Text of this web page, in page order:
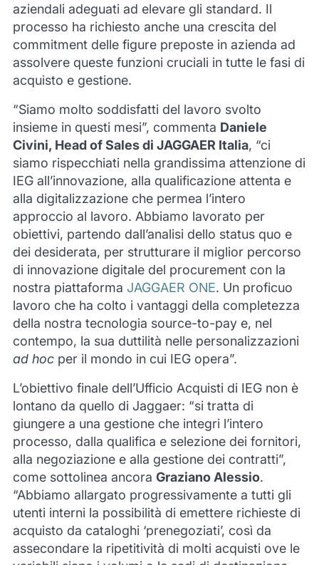
aziendali adeguati ad elevare gli standard. Il
processo ha richiesto anche una crescita del
commitment delle figure preposte in azienda ad
assolvere queste funzioni cruciali in tutte le fasi di
acquisto e gestione.
“Siamo molto soddisfatti del lavoro svolto
insieme in questi mesi”, commenta Daniele
Civini, Head of Sales di JAGGAER Italia, “ci
siamo rispecchiati nella grandissima attenzione di
IEG all’innovazione, alla qualificazione attenta e
alla digitalizzazione che permea l’intero
approccio al lavoro. Abbiamo lavorato per
obiettivi, partendo dall’analisi dello status quo e
dei desiderata, per strutturare il miglior percorso
di innovazione digitale del procurement con la
nostra piattaforma JAGGAER ONE. Un proficuo
lavoro che ha colto i vantaggi della completezza
della nostra tecnologia source-to-pay e, nel
contempo, la sua duttilità nelle personalizzazioni
ad hocper il mondo in cui IEG opera”.
L’obiettivo finale dell’Ufficio Acquisti di IEG non è
lontano da quello di Jaggaer: “si tratta di
giungere a una gestione che integri l’intero
processo, dalla qualifica e selezione dei fornitori,
alla negoziazione e alla gestione dei contratti”,
come sottolinea ancora Graziano Alessio.
“Abbiamo allargato progressivamente a tutti gli
utenti interni la possibilità di emettere richieste di
acquisto da cataloghi ‘prenegoziati’, così da
assecondare la ripetitività di molti acquisti ove le